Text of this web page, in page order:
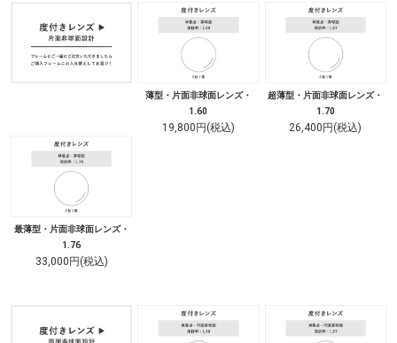
薄型・片面非球面レンズ・
1.60
19,800円(税込)
超薄型・片面非球面レンズ・
1.70
26,400円(税込)
最薄型・片面非球面レンズ・
1.76
33,000円(税込)